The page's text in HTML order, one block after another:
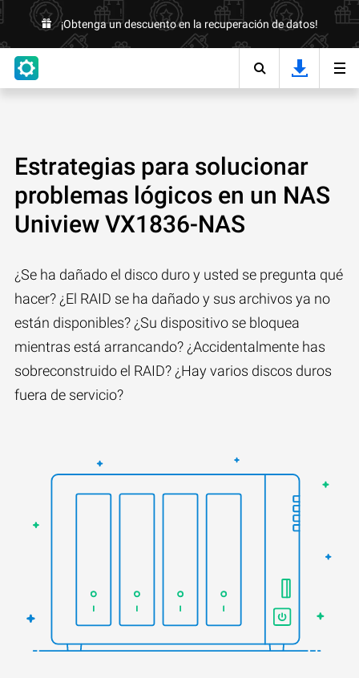
¡Obtenga un descuento en la recuperación de datos!
Estrategias para solucionar
problemas lógicos en un NAS
Uniview VX1836-NAS
¿Se ha dañado el disco duro y usted se pregunta qué
hacer? ¿El RAID se ha dañado y sus archivos ya no
están disponibles? ¿Su dispositivo se bloquea
mientras está arrancando? ¿Accidentalmente has
sobreconstruido el RAID? ¿Hay varios discos duros
fuera de servicio?